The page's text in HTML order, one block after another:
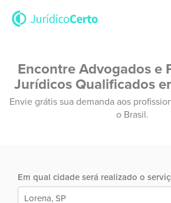
Encontre Advogados e
Jurídicos Qualificados
Envie grátis sua demanda aos
o Brasil.
Em qual cidade será realizado o